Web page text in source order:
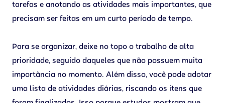
tarefas e anotando as atividades mais importantes, que
precisam ser feitas em um curto período de tempo.
Para se organizar, deixe no topo o trabalho de alta
prioridade, seguido daqueles que não possuem muita
importância no momento. Além disso, você pode adotar
uma lista de atividades diárias, riscando os itens que